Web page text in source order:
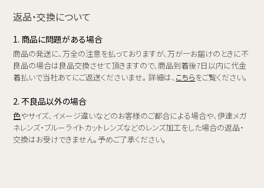
返品・交換について
1. 商品に問題がある場合
商品の発送に、万全の注意を払っておりますが、万が一お届けのときに不
良品の場合は良品交換させて頂きますので、商品到着後7日以内に代金
着払いで当社あてにご返送くださいませ。 詳細は、 こちらをご覧ください。
2. 不良品以外の場合
色やサイズ、イメージ違いなどのお客様のご都合による場合や、伊達メガ
ネレンズ・ブルーライトカットレンズなどのレンズ加工をした場合の返品・
交換はお受けできません。予めご了承ください。